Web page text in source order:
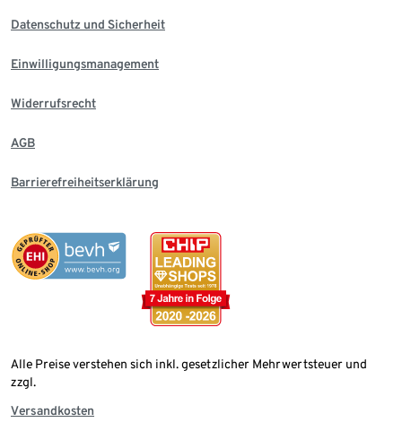
Datenschutz und Sicherheit
Einwilligungsmanagement
Widerrufsrecht
AGB
Barrierefreiheitserklärung
Alle Preise verstehen sich inkl. gesetzlicher Mehrwertsteuer und
zzgl.
Versandkosten